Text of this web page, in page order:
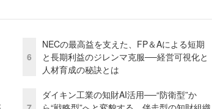
6
NECの最高益を支えた、FP＆Aによる短期
と長期利益のジレンマ克服──経営可視化と
人材育成の秘訣とは
ダイキン工業の知財AI活用──“防衛型”か